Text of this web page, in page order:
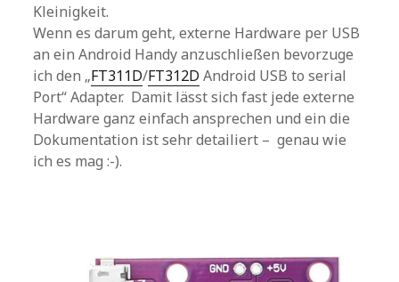
Kleinigkeit.
Wenn es darum geht, externe Hardware per USB
an ein Android Handy anzuschließen bevorzuge
ich den „FT311D/FT312D Android USB to serial
Port“ Adapter. Damit lässt sich fast jede externe
Hardware ganz einfach ansprechen und ein die
Dokumentation ist sehr detailiert – genau wie
ich es mag :-).